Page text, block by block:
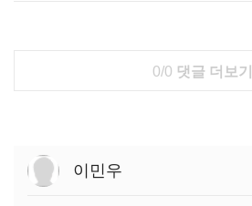
0/0 댓글 더보기
이민우